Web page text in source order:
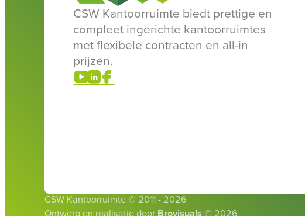
CSW Kantoorruimte biedt prettige en
compleet ingerichte kantoorruimtes
met flexibele contracten en all-in
prijzen.
ﰢ𐂒
CSW Kantoorruimte © 2011 - 2026
Ontwerp en realisatie door Brovisuals © 2026